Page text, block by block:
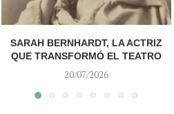
SARAH BERNHARDT, LA ACTRIZ
QUE TRANSFORMÓ EL TEATRO
20/07/2026